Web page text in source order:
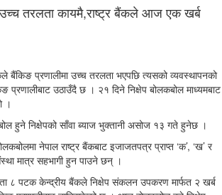
उच्च तरलता कायमै,राष्ट्र बैंकले आज एक खर्ब
बैंकिङ प्रणालीमा उच्च तरलता भएपछि त्यसको व्यवस्थापनको
प्रणालीबाट उठाउँदै छ । २१ दिने निक्षेप बोलकबोल माध्यमबाट
।
हुने निक्षेपको साँवा ब्याज भुक्तानी असोज १३ गते हुनेछ ।
नेपाल राष्ट्र बैंकबाट इजाजतपत्र प्राप्त ‘क’, ‘ख’ र
मात्र सहभागी हुन पाउने छन् ।
८ पटक केन्द्रीय बैंकले निक्षेप संकलन उपकरण मार्फत २ खर्ब